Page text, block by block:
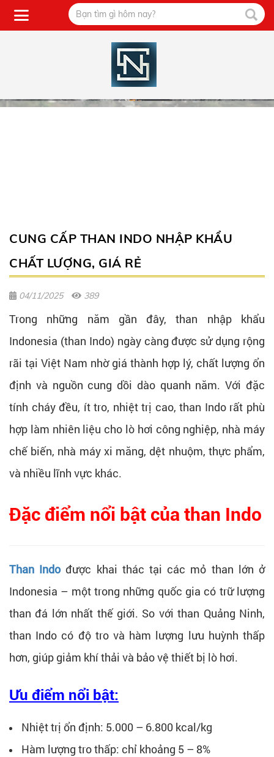
CUNG CẤP THAN INDO NHẬP KHẨU
CHẤT LƯỢNG, GIÁ RẺ
04/11/2025 389
Trong những năm gần đây, than nhập khẩu
Indonesia (than Indo) ngày càng được sử dụng rộng
rãi tại Việt Nam nhờ giá thành hợp lý, chất lượng ổn
định và nguồn cung dồi dào quanh năm. Với đặc
tính cháy đều, ít tro, nhiệt trị cao, than Indo rất phù
hợp làm nhiên liệu cho lò hơi công nghiệp, nhà máy
chế biến, nhà máy xi măng, dệt nhuộm, thực phẩm,
và nhiều lĩnh vực khác.
Đặc điểm nổi bật của than Indo
Than Indo được khai thác tại các mỏ than lớn ở
Indonesia – một trong những quốc gia có trữ lượng
than đá lớn nhất thế giới. So với than Quảng Ninh,
than Indo có độ tro và hàm lượng lưu huỳnh thấp
hơn, giúp giảm khí thải và bảo vệ thiết bị lò hơi.
Ưu điểm nổi bật:
Nhiệt trị ổn định: 5.000 – 6.800 kcal/kg
Hàm lượng tro thấp: chỉ khoảng 5 – 8%